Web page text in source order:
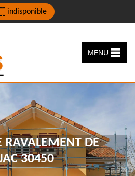
indisponible
MENU
RAVALEMENT DE
30450